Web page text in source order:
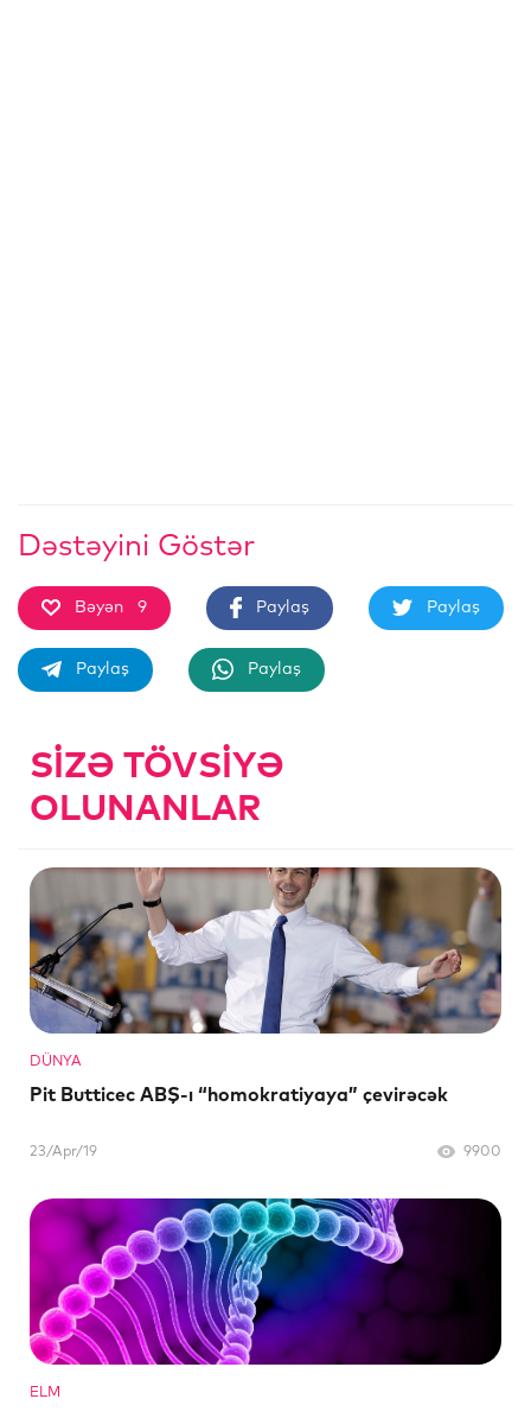
Dəstəyini Göstər
Bəyən 9 Paylaş Paylaş
Paylaş Paylaş
SIZƏ TÖVSIYƏ
OLUNANLAR
DÜNYA
Pit Butticec ABŞ-ı “homokratiyaya” çevirəcək
23/Apr/19 9900
ELM